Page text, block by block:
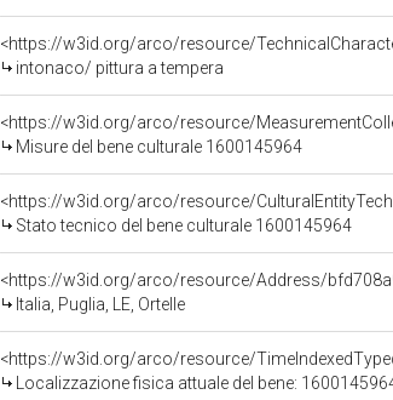
<https://w3id.org/arco/resource/
intonaco/ pittura a tempera
<https://w3id.org/arco/resource/
Misure del bene culturale 1600145964
<https://w3id.org/arco/resource/
Stato tecnico del bene culturale 1600145964
<https://w3id.org/arco/resource/Address/
Italia, Puglia, LE, Ortelle
<https://w3id.org/arco/resource/
Localizzazione fisica attuale del bene: